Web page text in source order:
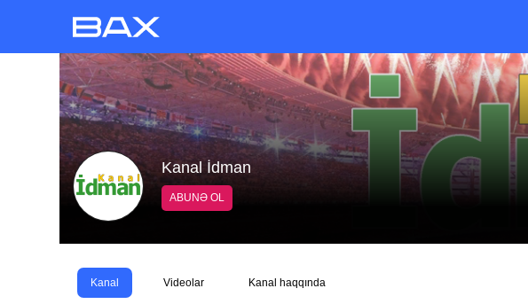
Kanal İdman
ABUNƏ OL
Kanal Videolar Kanal haqqında